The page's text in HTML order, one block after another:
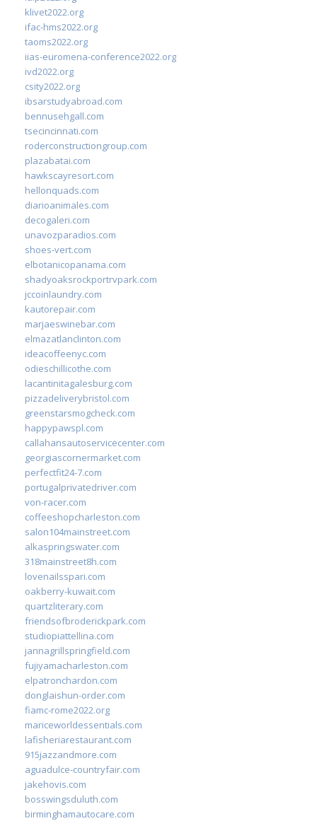
klivet2022.org
ifac-hms2022.org
taoms2022.org
iias-euromena-conference2022.org
ivd2022.org
csity2022.org
ibsarstudyabroad.com
bennusehgall.com
tsecincinnati.com
roderconstructiongroup.com
plazabatai.com
hawkscayresort.com
hellonquads.com
diarioanimales.com
decogaleri.com
unavozparadios.com
shoes-vert.com
elbotanicopanama.com
shadyoaksrockportrvpark.com
jccoinlaundry.com
kautorepair.com
marjaeswinebar.com
elmazatlanclinton.com
ideacoffeenyc.com
odieschillicothe.com
lacantinitagalesburg.com
pizzadeliverybristol.com
greenstarsmogcheck.com
happypawspl.com
callahansautoservicecenter.com
georgiascornermarket.com
perfectfit24-7.com
portugalprivatedriver.com
von-racer.com
coffeeshopcharleston.com
salon104mainstreet.com
alkaspringswater.com
318mainstreet8h.com
lovenailsspari.com
oakberry-kuwait.com
quartzliterary.com
friendsofbroderickpark.com
studiopiattellina.com
jannagrillspringfield.com
fujiyamacharleston.com
elpatronchardon.com
donglaishun-order.com
fiamc-rome2022.org
mariceworldessentials.com
lafisheriarestaurant.com
915jazzandmore.com
aguadulce-countryfair.com
jakehovis.com
bosswingsduluth.com
birminghamautocare.com